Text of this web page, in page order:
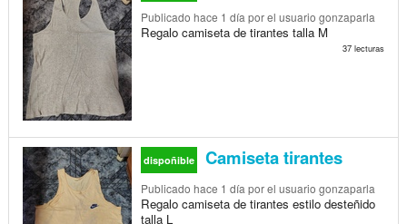
Publicado hace 1 día por el usuario gonzaparla
Regalo camiseta de tirantes talla M
37 lecturas
dispoñible Camiseta tirantes
Publicado hace 1 día por el usuario gonzaparla
Regalo camiseta de tirantes estilo desteñido
talla L